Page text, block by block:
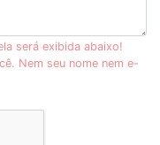
será exibida abaixo!
Nem seu nome nem e-